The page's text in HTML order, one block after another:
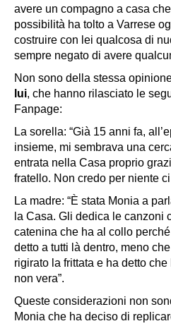
avere un compagno a casa
possibilità ha tolto a Varrese
costruire con lei qualcosa di
sempre negato di avere
Non sono della stessa
lui, che hanno rilasciato le
Fanpage:
La sorella: “Già 15 anni fa,
insieme, mi sembrava una
entrata nella Casa proprio
fratello. Non credo per niente
La madre: “È stata Monia a
la Casa. Gli dedica le canzoni
catenina che ha al collo perché
detto a tutti là dentro, meno
rigirato la frittata e ha detto
non vera”.
Queste considerazioni non
Monia che ha deciso di